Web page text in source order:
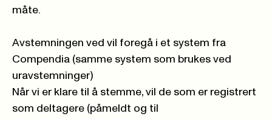
måte.
Avstemningen ved vil foregå i et system fra
Compendia (samme system som brukes ved
uravstemninger)
Når vi er klare til å stemme, vil de som er registrert
som deltagere (påmeldt og til